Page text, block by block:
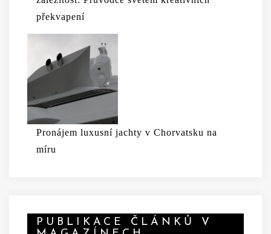
překvapení
Pronájem luxusní jachty v Chorvatsku na
míru
PUBLIKACE ČLÁNKŮ V